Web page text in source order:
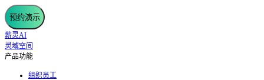
预约演示
薪灵AI
灵域空间
产品功能
组织员工